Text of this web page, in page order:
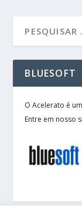
BLUESOFT
O Acelerato é
Entre em nosso